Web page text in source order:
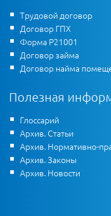
Трудовой договор
Договор ГПХ
Форма Р21001
Договор займа
Договор найма
Полезная
Глоссарий
Архив. Статьи
Архив. Нормативно-
Архив. Законы
Архив. Новости